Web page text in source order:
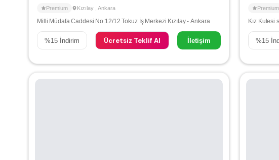
Premium Kızılay , Ankara
Milli Müdafa Caddesi No:12/12 Tokuz İş Merkezi Kızılay - Ankara
%15 İndirim Ücretsiz Teklif Al İletişim
Premium
Kız Kulesi
%15